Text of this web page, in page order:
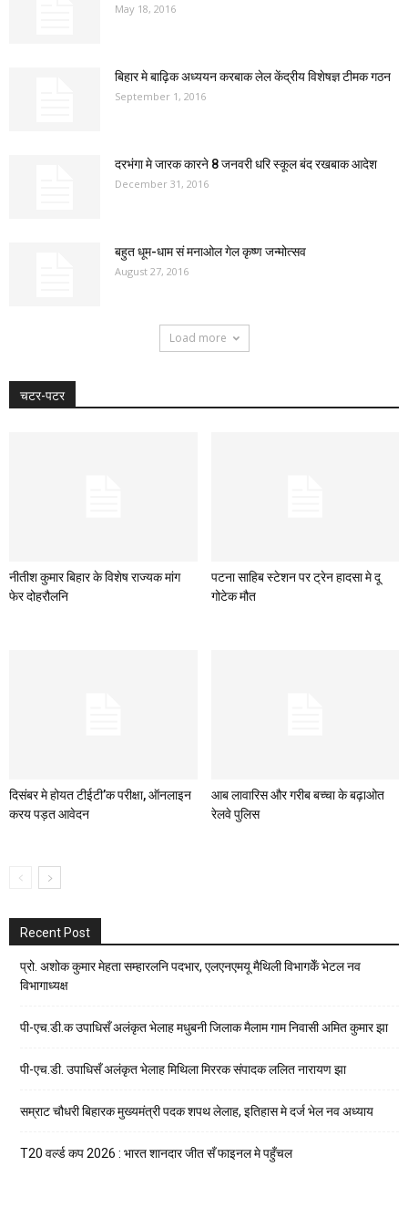
May 18, 2016
बिहार मे बाढ़िक अध्ययन करबाक लेल केंद्रीय विशेषज्ञ टीमक गठन
September 1, 2016
दरभंगा मे जारक कारने 8 जनवरी धरि स्कूल बंद रखबाक आदेश
December 31, 2016
बहुत धूम-धाम सं मनाओल गेल कृष्ण जन्मोत्सव
August 27, 2016
Load more
चटर-पटर
नीतीश कुमार बिहार के विशेष राज्यक मांग
फेर दोहरौलनि
पटना साहिब स्टेशन पर ट्रेन हादसा मे दू
गोटेक मौत
दिसंबर मे होयत टीईटी’क परीक्षा, ऑनलाइन
करय पड़त आवेदन
आब लावारिस और गरीब बच्चा के बढ़ाओत
रेलवे पुलिस
Recent Post
प्रो. अशोक कुमार मेहता सम्हारलनि पदभार, एलएनएमयू मैथिली विभागकेँ भेटल नव
विभागाध्यक्ष
पी-एच.डी.क उपाधिसँ अलंकृत भेलाह मधुबनी जिलाक मैलाम गाम निवासी अमित कुमार झा
पी-एच.डी. उपाधिसँ अलंकृत भेलाह मिथिला मिररक संपादक ललित नारायण झा
सम्राट चौधरी बिहारक मुख्यमंत्री पदक शपथ लेलाह, इतिहास मे दर्ज भेल नव अध्याय
T20 वर्ल्ड कप 2026 : भारत शानदार जीत सँ फाइनल मे पहुँचल